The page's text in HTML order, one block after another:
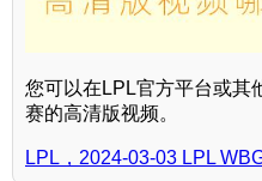
您可以在LPL官方平台或其
赛的高清版视频。
LPL，2024-03-03 LPL